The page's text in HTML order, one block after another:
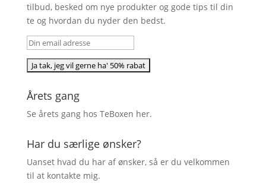
tilbud, besked om nye produkter og gode tips til din
te og hvordan du nyder den bedst.
Årets gang
Se årets gang hos TeBoxen her.
Har du særlige ønsker?
Uanset hvad du har af ønsker, så er du velkommen
til at kontakte mig.